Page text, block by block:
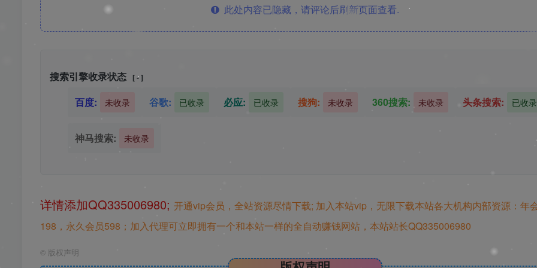
此处内容已隐藏，请评论后刷新页面查看.
搜索引擎收录状态 [ - ]
百度: 未收录 谷歌: 已收录 必应: 已收录 搜狗: 未收录 360搜索: 未收录 头条搜索: 已收录
神马搜索: 未收录
详情添加QQ335006980; 开通vip会员，全站资源尽情下载; 加入本站vip，无限下载本站各大机构内部资源：年
198，永久会员598；加入代理可立即拥有一个和本站一样的全自动赚钱网站，本站站长QQ335006980
© 版权声明